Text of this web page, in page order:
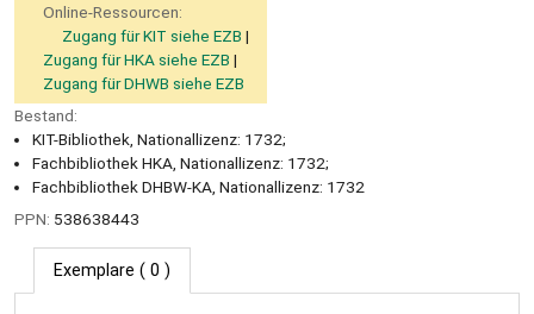
Online-Ressourcen:
Zugang für KIT siehe EZB
Zugang für HKA siehe EZB
Zugang für DHWB siehe EZB
Bestand:
KIT-Bibliothek, Nationallizenz: 1732;
Fachbibliothek HKA, Nationallizenz: 1732;
Fachbibliothek DHBW-KA, Nationallizenz: 1732
PPN: 538638443
Exemplare ( 0 )